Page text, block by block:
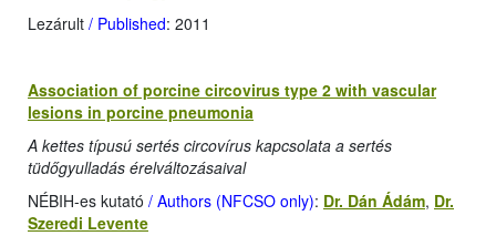
Lezárult / Published: 2011
Association of porcine circovirus type 2 with vascular
lesions in porcine pneumonia
A kettes típusú sertés circovírus kapcsolata a sertés
tüdőgyulladás érelváltozásaival
NÉBIH-es kutató / Authors (NFCSO only): Dr. Dán Ádám, Dr.
Szeredi Levente